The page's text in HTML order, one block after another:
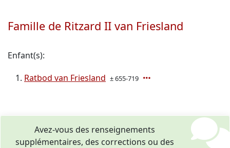
Famille de Ritzard II van Friesland
Enfant(s):
Ratbod van Friesland ± 655-719
Avez-vous des renseignements
supplémentaires, des corrections ou des